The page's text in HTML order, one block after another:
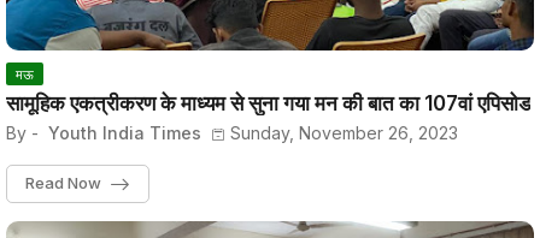
मऊ
सामूहिक एकत्रीकरण के माध्यम से सुना गया मन की बात का 107वां एपिसोड
By - Youth India Times Sunday, November 26, 2023
Read Now